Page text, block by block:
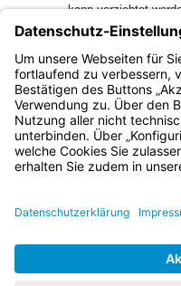
kann verzichtet
Billigkeit
Aufwendungsersatz
die für die
Bayern.de
BayernPortal
Impressum